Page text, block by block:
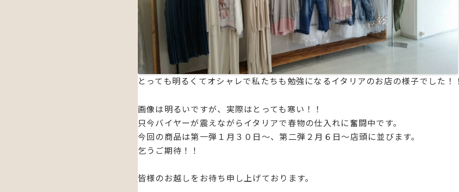
とっても明るくてオシャレで私たちも勉強になるイタリアのお店の様子でした！！
画像は明るいですが、実際はとっても寒い！！
只今バイヤーが震えながらイタリアで春物の仕入れに奮闘中です。
今回の商品は第一弾１月３０日～、第二弾２月６日～店頭に並びます。
乞うご期待！！
皆様のお越しをお待ち申し上げております。